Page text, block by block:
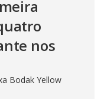
nos
Bodak Yellow